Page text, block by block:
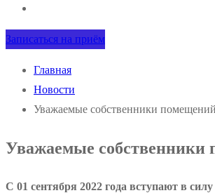
Записаться на приём
Главная
Новости
Уважаемые собственники
Уважаемые собственники
С 01 сентября 2022 года вступают в